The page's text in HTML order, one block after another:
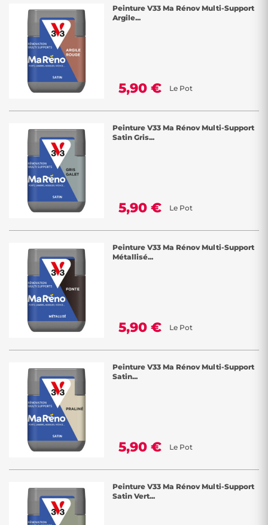
Peinture V33 Ma Rénov Multi-Support
Argile...
5,90 € Le Pot
Peinture V33 Ma Rénov Multi-Support
Satin Gris...
5,90 € Le Pot
Peinture V33 Ma Rénov Multi-Support
Métallisé...
5,90 € Le Pot
Peinture V33 Ma Rénov Multi-Support
Satin...
5,90 € Le Pot
Peinture V33 Ma Rénov Multi-Support
Satin Vert...